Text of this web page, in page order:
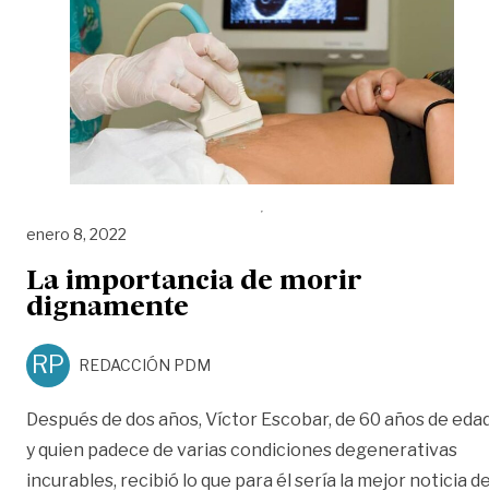
enero 8, 2022
La importancia de morir
dignamente
RP REDACCIÓN PDM
Después de dos años, Víctor Escobar, de 60 años de
y quien padece de varias condiciones degenerativas
incurables, recibió lo que para él sería la mejor noticia